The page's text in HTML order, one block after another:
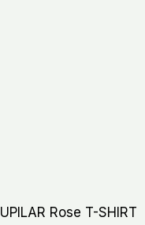
Rose T-SHIRT